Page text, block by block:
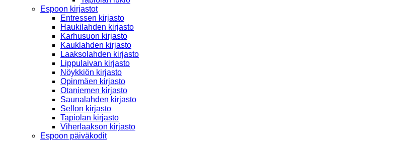
Espoon kirjastot
Entressen kirjasto
Haukilahden kirjasto
Karhusuon kirjasto
Kauklahden kirjasto
Laaksolahden kirjasto
Lippulaivan kirjasto
Nöykkiön kirjasto
Opinmäen kirjasto
Otaniemen kirjasto
Saunalahden kirjasto
Sellon kirjasto
Tapiolan kirjasto
Viherlaakson kirjasto
Espoon päiväkodit